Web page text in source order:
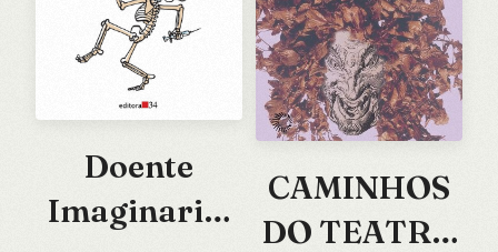
Doente
Imaginario,
CAMINHOS
DO TEATRO